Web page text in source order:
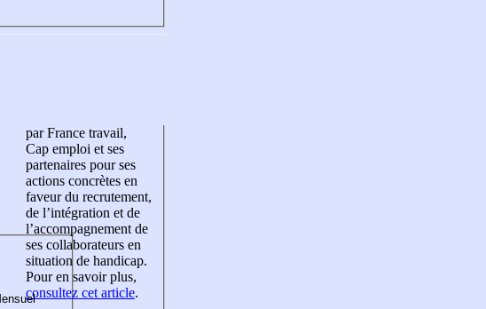
par France travail,
Cap emploi et ses
partenaires pour ses
actions concrètes en
faveur du recrutement,
de l’intégration et de
l’accompagnement de
ses collaborateurs en
situation de handicap.
Pour en savoir plus,
consultez cet article.